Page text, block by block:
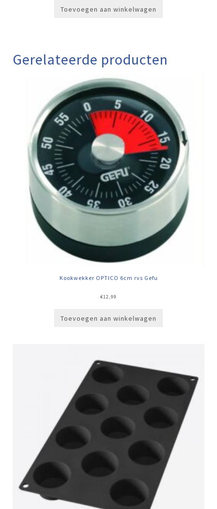
Toevoegen aan winkelwagen
Gerelateerde producten
Kookwekker OPTICO 6cm rvs Gefu
€12,99
Toevoegen aan winkelwagen